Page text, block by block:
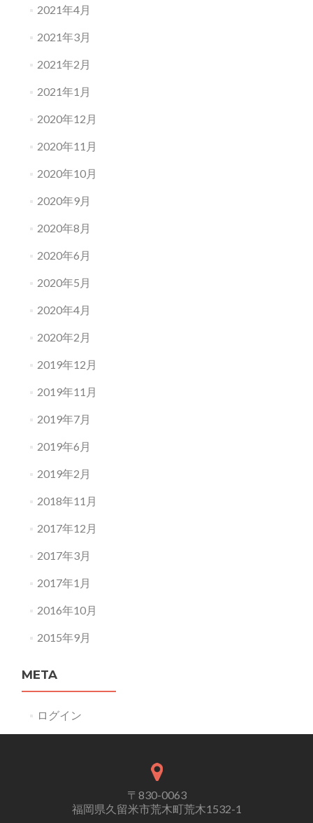
2021年4月
2021年3月
2021年2月
2021年1月
2020年12月
2020年11月
2020年10月
2020年9月
2020年8月
2020年6月
2020年5月
2020年4月
2020年2月
2019年12月
2019年11月
2019年7月
2019年6月
2019年2月
2018年11月
2017年12月
2017年3月
2017年1月
2016年10月
2015年9月
META
ログイン
〒830-0063
福岡県久留米市荒木町荒木1532-1